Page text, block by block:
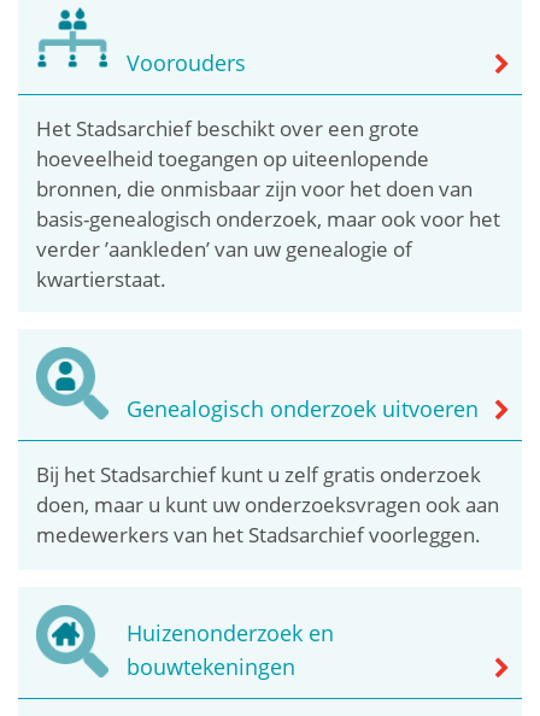
Voorouders
Het Stadsarchief beschikt over een grote
hoeveelheid toegangen op uiteenlopende
bronnen, die onmisbaar zijn voor het doen van
basis-genealogisch onderzoek, maar ook voor het
verder ’aankleden’ van uw genealogie of
kwartierstaat.
Genealogisch onderzoek uitvoeren
Bij het Stadsarchief kunt u zelf gratis onderzoek
doen, maar u kunt uw onderzoeksvragen ook aan
medewerkers van het Stadsarchief voorleggen.
Huizenonderzoek en
bouwtekeningen